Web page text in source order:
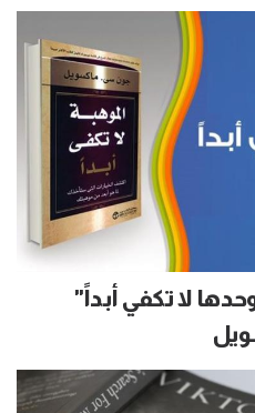
لا تكفي أبداً"